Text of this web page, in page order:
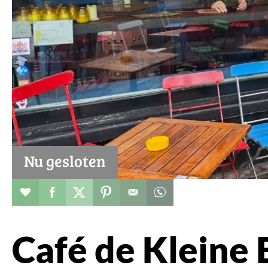
Nu gesloten
Restaurant toevoegen aan favorieten
Deel dit op facebook
Deel dit op twitter
Deel dit op pinterest
Café de Kleine